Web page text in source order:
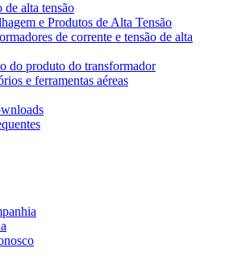
de alta tensão
e Produtos de Alta Tensão
de corrente e tensão de alta
do produto do transformador
e ferramentas aéreas